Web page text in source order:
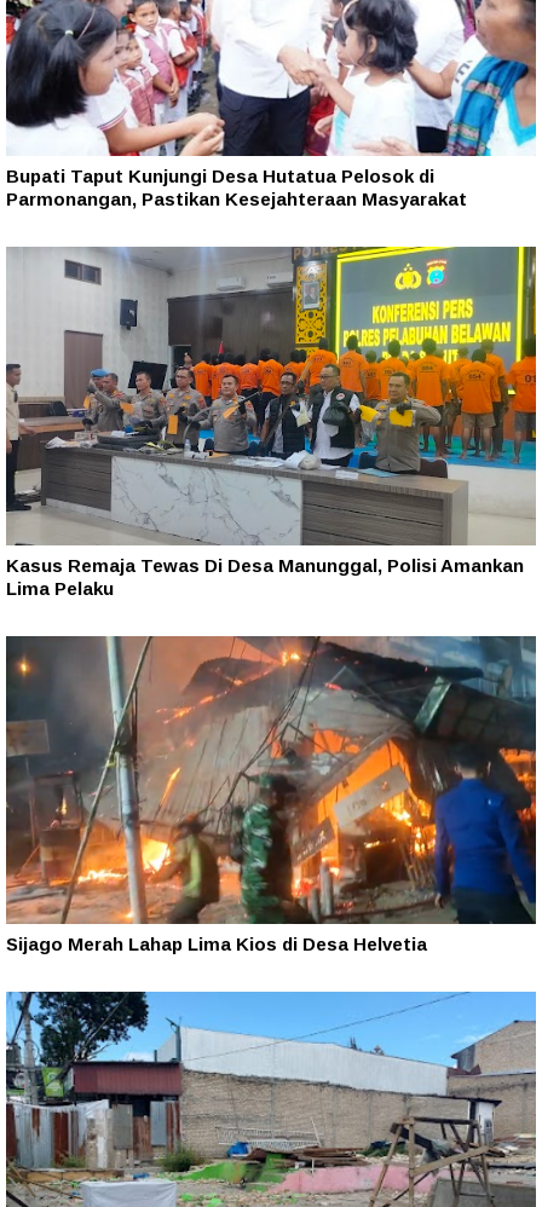
Bupati Taput Kunjungi Desa Hutatua Pelosok di
Parmonangan, Pastikan Kesejahteraan Masyarakat
Kasus Remaja Tewas Di Desa Manunggal, Polisi Amankan
Lima Pelaku
Sijago Merah Lahap Lima Kios di Desa Helvetia